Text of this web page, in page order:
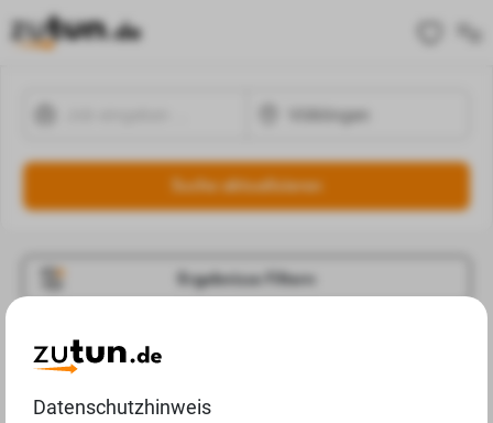
Suche aktualisieren
Ergebnisse Filtern
Jobangebote
Ergebnisse.
Datenschutzhinweis